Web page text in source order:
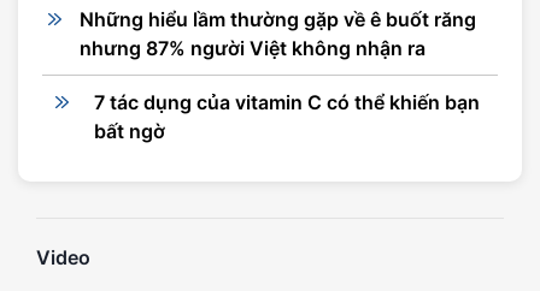
Những hiểu lầm thường gặp về ê buốt răng
nhưng 87% người Việt không nhận ra
7 tác dụng của vitamin C có thể khiến bạn
bất ngờ
Video